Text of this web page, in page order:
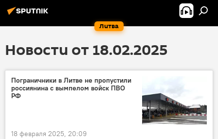
Литва
Новости от 18.02.2025
Пограничники в Литве не пропустили
россиянина с вымпелом войск ПВО
РФ
18 февраля 2025, 20:09